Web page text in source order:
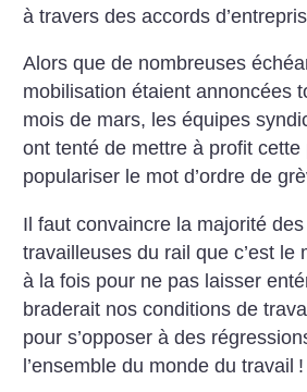
à travers des accords
Alors que de nombreuses
mobilisation étaient annoncées
mois de mars, les équipes
ont tenté de mettre à profit cette
populariser le mot d’ordre de
Il faut convaincre la majorité
travailleuses du rail que c’est le
à la fois pour ne pas laisser
braderait nos conditions de
pour s’opposer à des
l’ensemble du monde du travail !